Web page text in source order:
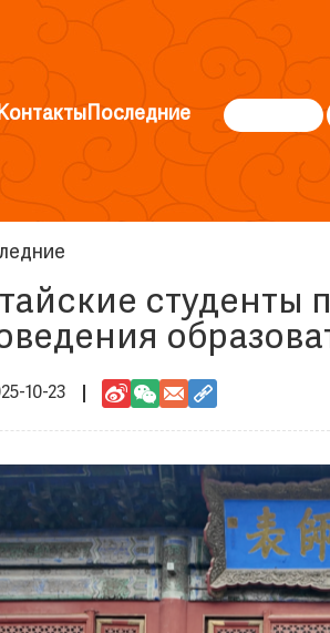
Последние
студенты
10-23